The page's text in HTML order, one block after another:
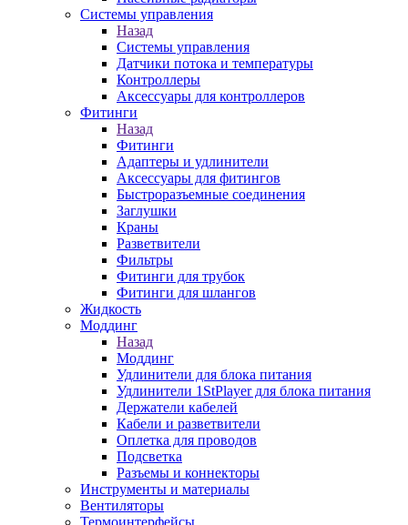
Системы управления
Назад
Системы управления
Датчики потока и температуры
Контроллеры
Аксессуары для контроллеров
Фитинги
Назад
Фитинги
Адаптеры и удлинители
Аксессуары для фитингов
Быстроразъемные соединения
Заглушки
Краны
Разветвители
Фильтры
Фитинги для трубок
Фитинги для шлангов
Жидкость
Моддинг
Назад
Моддинг
Удлинители для блока питания
Удлинители 1StPlayer для блока питания
Держатели кабелей
Кабели и разветвители
Оплетка для проводов
Подсветка
Разъемы и коннекторы
Инструменты и материалы
Вентиляторы
Термоинтерфейсы